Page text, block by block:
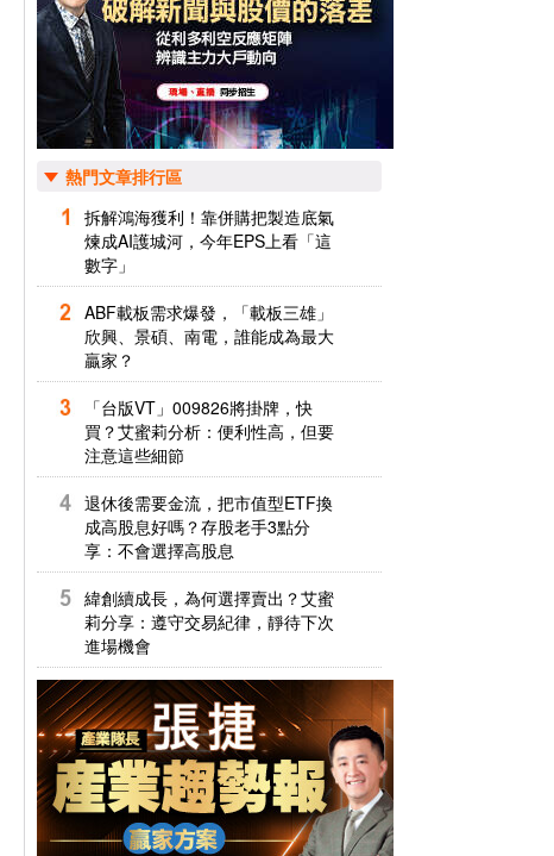
熱門文章排行區
拆解鴻海獲利！靠併購把製造底氣
煉成AI護城河，今年EPS上看「這
數字」
ABF載板需求爆發，「載板三雄」
欣興、景碩、南電，誰能成為最大
贏家？
「台版VT」009826將掛牌，快
買？艾蜜莉分析：便利性高，但要
注意這些細節
退休後需要金流，把市值型ETF換
成高股息好嗎？存股老手3點分
享：不會選擇高股息
緯創續成長，為何選擇賣出？艾蜜
莉分享：遵守交易紀律，靜待下次
進場機會